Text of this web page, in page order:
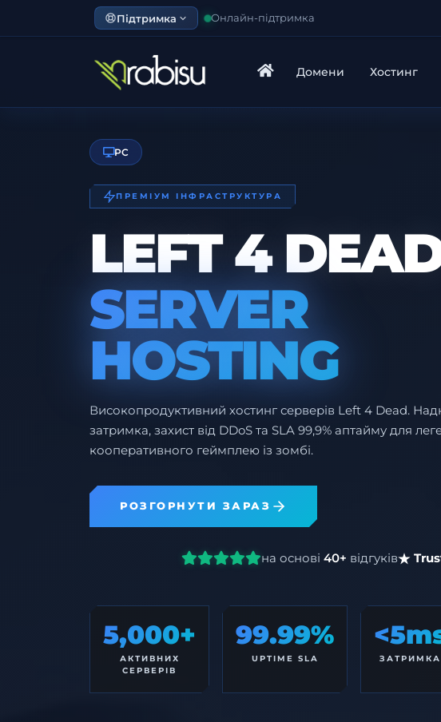
Підтримка Онлайн-підтримка
Домени Хостинг
PC
ПРЕМІУМ ІНФРАСТРУКТУРА
LEFT 4
SERVER
HOSTING
Високопродуктивний хостинг серверів Left 4 Dead.
затримка, захист від DDoS та SLA 99,9% аптайму для
кооперативного геймплею із зомбі.
РОЗГОРНУТИ ЗАРАЗ
на основі 40+ відгуків
5,000+
АКТИВНИХ
СЕРВЕРІВ
99.99%
UPTIME SLA ЗАТРИМКА